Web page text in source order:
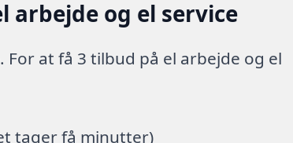
arbejde og el service
at få 3 tilbud på el arbejde og el
tager få minutter)